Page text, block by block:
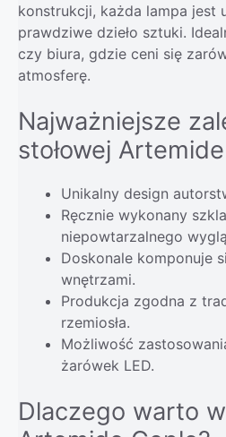
konstrukcji, każda lampa jest
prawdziwe dzieło sztuki.
czy biura, gdzie ceni się
atmosferę.
Najważniejsze
stołowej
Unikalny design
Ręcznie wykonany
niepowtarzalnego
Doskonale komponuje
wnętrzami.
Produkcja zgodna z
rzemiosła.
Możliwość
żarówek LED.
Dlaczego warto